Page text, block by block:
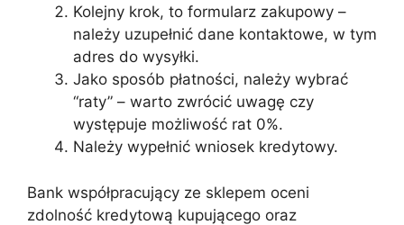
Kolejny krok, to formularz zakupowy –
należy uzupełnić dane kontaktowe, w tym
adres do wysyłki.
Jako sposób płatności, należy wybrać
“raty” – warto zwrócić uwagę czy
występuje możliwość rat 0%.
Należy wypełnić wniosek kredytowy.
Bank współpracujący ze sklepem oceni
zdolność kredytową kupującego oraz